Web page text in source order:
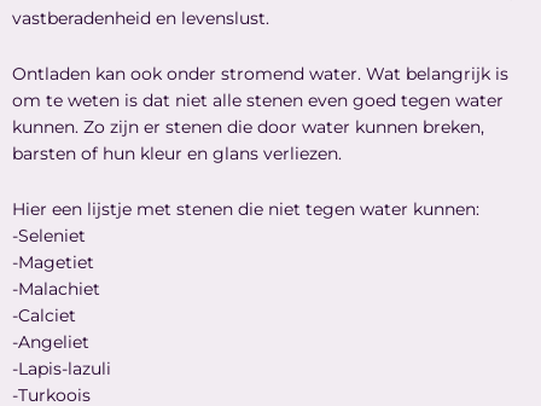
vastberadenheid en levenslust.
Ontladen kan ook onder stromend water. Wat belangrijk is
om te weten is dat niet alle stenen even goed tegen water
kunnen. Zo zijn er stenen die door water kunnen breken,
barsten of hun kleur en glans verliezen.
Hier een lijstje met stenen die niet tegen water kunnen:
-Seleniet
-Magetiet
-Malachiet
-Calciet
-Angeliet
-Lapis-lazuli
-Turkoois